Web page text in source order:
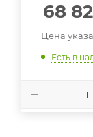
68
Цена
Есть в